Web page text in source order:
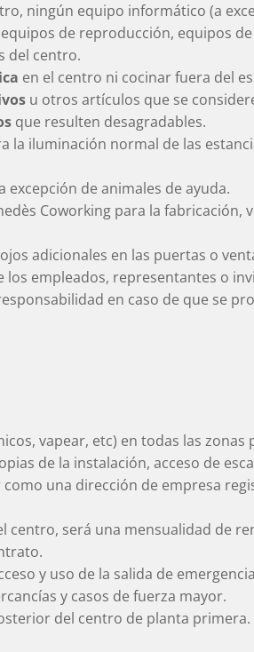
ningún equipo informático (a
de reproducción, equipos
del centro.
en el centro ni cocinar fuera del
u otros artículos que se
que resulten desagradables.
la iluminación normal de las
excepción de animales de ayuda.
Coworking para la fabricación,
adicionales en las puertas o
los empleados, representantes o
en caso de que se
vapear, etc) en todas las zonas
de la instalación, acceso de
una dirección de empresa
centro, será una mensualidad de
y uso de la salida de
y casos de fuerza mayor.
del centro de planta primera.